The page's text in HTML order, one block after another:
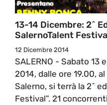
13-14 Dicembre: 2^
SalernoTalent
12 Dicembre 2014
SALERNO - Sabato 13
2014, dalle ore 19.00,
Salerno, si terrà la 2^
Festival”. 21